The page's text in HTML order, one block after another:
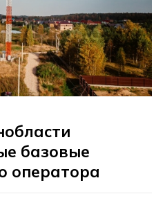
базовые
оператора